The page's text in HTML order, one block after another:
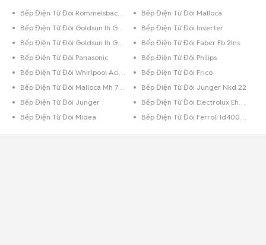
Bếp Điện Từ Đôi Rommelsbacher Ct 3410 In
Bếp Điện Từ Đôi Malloca
Bếp Điện Từ Đôi Goldsun Ih Gyl06
Bếp Điện Từ Đôi Inverter
Bếp Điện Từ Đôi Goldsun Ih Gyl27
Bếp Điện Từ Đôi Faber Fb 2Ins
Bếp Điện Từ Đôi Panasonic
Bếp Điện Từ Đôi Philips
Bếp Điện Từ Đôi Whirlpool Aci732S Blv
Bếp Điện Từ Đôi Frico
Bếp Điện Từ Đôi Malloca Mh 7320I
Bếp Điện Từ Đôi Junger Nkd 22
Bếp Điện Từ Đôi Junger
Bếp Điện Từ Đôi Electrolux Ehc726Ba
Bếp Điện Từ Đôi Midea
Bếp Điện Từ Đôi Ferroli Id4000Bs